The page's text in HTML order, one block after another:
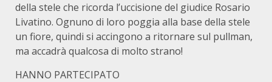
della stele che ricorda l’uccisione del giudice Rosario
Livatino. Ognuno di loro poggia alla base della stele
un fiore, quindi si accingono a ritornare sul pullman,
ma accadrà qualcosa di molto strano!
HANNO PARTECIPATO